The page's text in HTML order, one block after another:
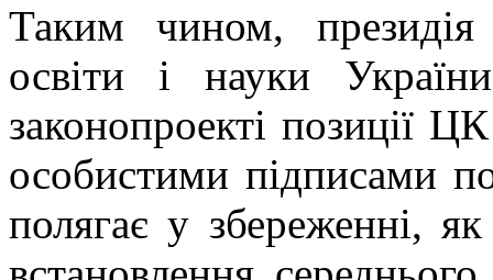
Таким чином,
освіти і науки
законопроекті позиції
особистими підписами
полягає у збереженні,